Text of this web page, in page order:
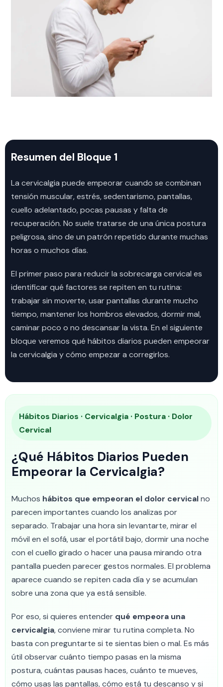
Resumen del Bloque 1
La cervicalgia puede empeorar cuando se combinan
tensión muscular, estrés, sedentarismo, pantallas,
cuello adelantado, pocas pausas y falta de
recuperación. No suele tratarse de una única postura
peligrosa, sino de un patrón repetido durante muchas
horas o muchos días.
El primer paso para reducir la sobrecarga cervical es
identificar qué factores se repiten en tu rutina:
trabajar sin moverte, usar pantallas durante mucho
tiempo, mantener los hombros elevados, dormir mal,
caminar poco o no descansar la vista. En el siguiente
bloque veremos qué hábitos diarios pueden empeorar
la cervicalgia y cómo empezar a corregirlos.
Hábitos Diarios · Cervicalgia · Postura · Dolor
Cervical
¿Qué Hábitos Diarios Pueden
Empeorar la Cervicalgia?
Muchos hábitos que empeoran el dolor cervicalno
parecen importantes cuando los analizas por
separado. Trabajar una hora sin levantarte, mirar el
móvil en el sofá, usar el portátil bajo, dormir una noche
con el cuello girado o hacer una pausa mirando otra
pantalla pueden parecer gestos normales. El problema
aparece cuando se repiten cada día y se acumulan
sobre una zona que ya está sensible.
Por eso, si quieres entender qué empeora una
cervicalgia, conviene mirar tu rutina completa. No
basta con preguntarte si te sientas bien o mal. Es más
útil observar cuánto tiempo pasas en la misma
postura, cuántas pausas haces, cuánto te mueves,
cómo usas las pantallas, cómo está tu descanso y si